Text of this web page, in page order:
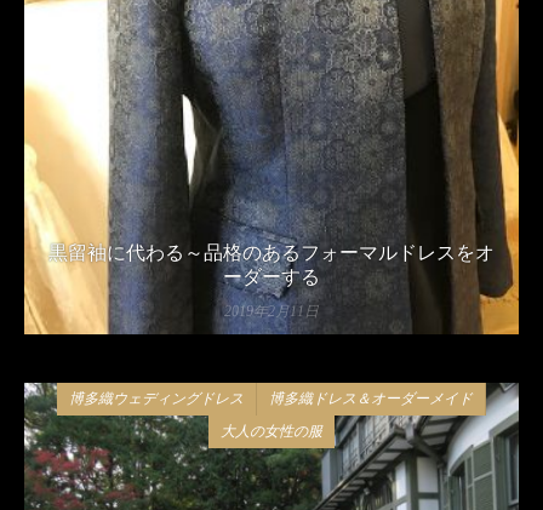
黒留袖に代わる～品格のあるフォーマルドレスをオ
ーダーする
2019年2月11日
博多織ウェディングドレス
博多織ドレス＆オーダーメイド
大人の女性の服